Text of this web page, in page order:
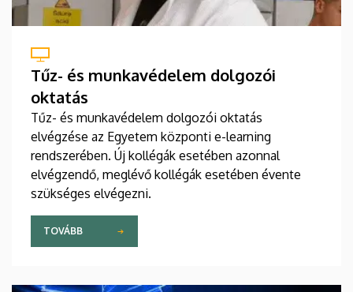
Tűz- és munkavédelem dolgozói
oktatás
Tűz- és munkavédelem dolgozói oktatás
elvégzése az Egyetem központi e-learning
rendszerében. Új kollégák esetében azonnal
elvégzendő, meglévő kollégák esetében évente
szükséges elvégezni.
TOVÁBB